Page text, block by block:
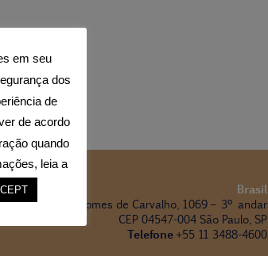
Brasil
Rua Gomes de Carvalho, 1069 – 3º andar
CEP 04547-004 São Paulo, SP
Telefone+55 11 3488-4600
em seu
dos
de
de acordo
quando
leia a